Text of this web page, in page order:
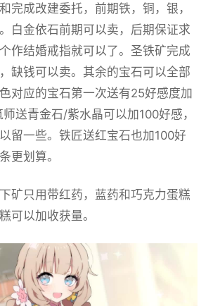
完成改建委托，前期铁，铜，银，
白金依石前期可以卖，后期保证求
作结婚戒指就可以了。圣铁矿完成
缺钱可以卖。其余的宝石可以全部
对应的宝石第一次送有25好感度加
送青金石/紫水晶可以加100好感，
留一些。铁匠送红宝石也加100好
更划算。
矿只用带红药，蓝药和巧克力蛋糕
可以加收获量。